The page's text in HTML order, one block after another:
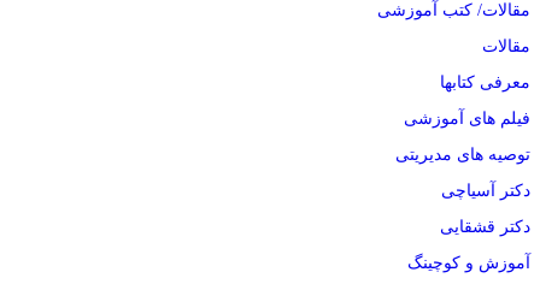
مقالات/ کتب آموزشی
مقالات
معرفی کتابها
فیلم های آموزشی
توصیه های مدیریتی
دکتر آسیاچی
دکتر قشقایی
آموزش و کوچینگ